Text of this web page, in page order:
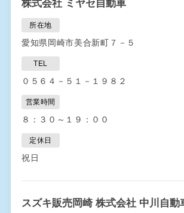
株式会社 ミヤセ自動車
所在地
愛知県岡崎市美合新町７－５
TEL
０５６４－５１－１９８２
営業時間
８：３０～１９：００
定休日
祝日
スズキ販売岡崎 株式会社 中川自動